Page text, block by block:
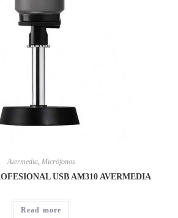
Avermedia, Micrófonos
USB AM310 AVERMEDIA
Read more